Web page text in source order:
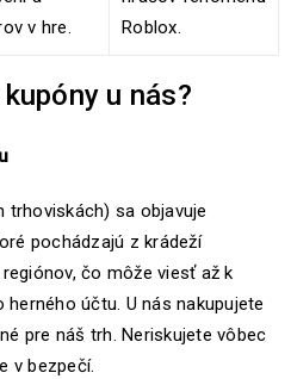
v hre.
Roblox.
u nás?
trhoviskách) sa objavuje
pochádzajú z krádeží
čo môže viesť až k
účtu. U nás nakupujete
pre náš trh. Neriskujete vôbec
v bezpečí.